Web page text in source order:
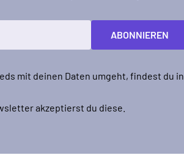
ABONNIEREN
mit deinen Daten umgeht, findest du in
akzeptierst du diese.